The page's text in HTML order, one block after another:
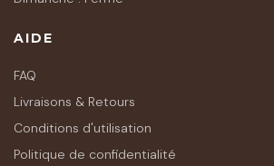
AIDE
FAQ
Livraisons & Retours
Conditions d'utilisation
Politique de confidentialité